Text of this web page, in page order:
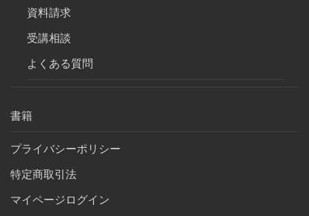
資料請求
受講相談
よくある質問
書籍
プライバシーポリシー
特定商取引法
マイページログイン